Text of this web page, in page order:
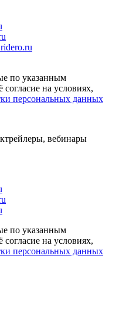
по указанным
на условиях,
персональных данных
вебинары
по указанным
на условиях,
персональных данных